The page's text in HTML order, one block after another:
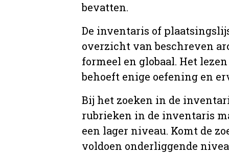
bevatten.
De inventaris of
overzicht van beschreven
formeel en globaal. Het
behoeft enige oefening en
Bij het zoeken in de
rubrieken in de inventaris
een lager niveau. Komt de
voldoen onderliggende